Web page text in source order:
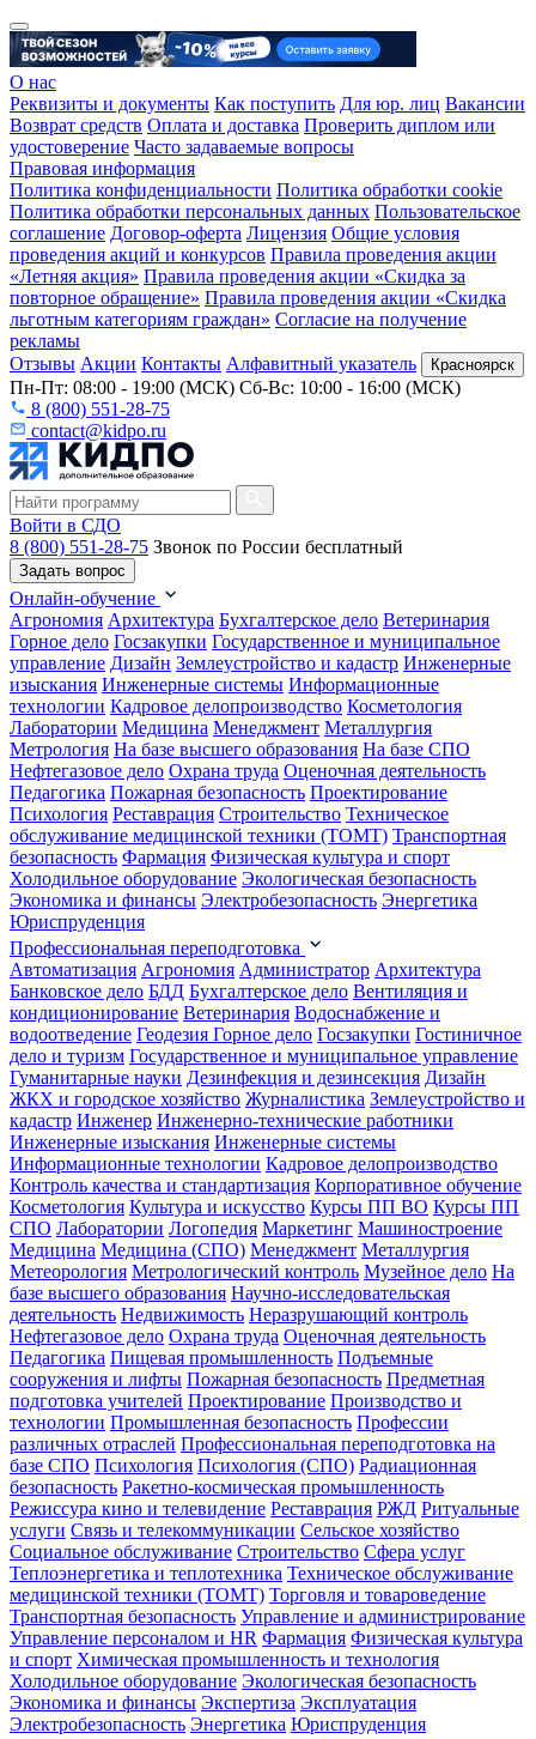
О нас
Реквизиты и документы Как поступить Для юр. лиц Вакансии
Возврат средств Оплата и доставка Проверить диплом или
удостоверение Часто задаваемые вопросы
Правовая информация
Политика конфиденциальности Политика обработки cookie
Политика обработки персональных данных Пользовательское
соглашение Договор-оферта Лицензия Общие условия
проведения акций и конкурсов Правила проведения акции
«Летняя акция» Правила проведения акции «Скидка за
повторное обращение» Правила проведения акции «Скидка
льготным категориям граждан» Согласие на получение
рекламы
Отзывы Акции Контакты Алфавитный указатель Красноярск
Пн-Пт: 08:00 - 19:00 (МСК) Сб-Вс: 10:00 - 16:00 (МСК)
8 (800) 551-28-75
contact@kidpo.ru
Войти в СДО
8 (800) 551-28-75 Звонок по России бесплатный
Задать вопрос
Онлайн-обучение
Агрономия Архитектура Бухгалтерское дело Ветеринария
Горное дело Госзакупки Государственное и муниципальное
управление Дизайн Землеустройство и кадастр Инженерные
изыскания Инженерные системы Информационные
технологии Кадровое делопроизводство Косметология
Лаборатории Медицина Менеджмент Металлургия
Метрология На базе высшего образования На базе СПО
Нефтегазовое дело Охрана труда Оценочная деятельность
Педагогика Пожарная безопасность Проектирование
Психология Реставрация Строительство Техническое
обслуживание медицинской техники (ТОМТ) Транспортная
безопасность Фармация Физическая культура и спорт
Холодильное оборудование Экологическая безопасность
Экономика и финансы Электробезопасность Энергетика
Юриспруденция
Профессиональная переподготовка
Автоматизация Агрономия Администратор Архитектура
Банковское дело БДД Бухгалтерское дело Вентиляция и
кондиционирование Ветеринария Водоснабжение и
водоотведение Геодезия Горное дело Госзакупки Гостиничное
дело и туризм Государственное и муниципальное управление
Гуманитарные науки Дезинфекция и дезинсекция Дизайн
ЖКХ и городское хозяйство Журналистика Землеустройство и
кадастр Инженер Инженерно-технические работники
Инженерные изыскания Инженерные системы
Информационные технологии Кадровое делопроизводство
Контроль качества и стандартизация Корпоративное обучение
Косметология Культура и искусство Курсы ПП ВО Курсы ПП
СПО Лаборатории Логопедия Маркетинг Машиностроение
Медицина Медицина (СПО) Менеджмент Металлургия
Метеорология Метрологический контроль Музейное дело На
базе высшего образования Научно-исследовательская
деятельность Недвижимость Неразрушающий контроль
Нефтегазовое дело Охрана труда Оценочная деятельность
Педагогика Пищевая промышленность Подъемные
сооружения и лифты Пожарная безопасность Предметная
подготовка учителей Проектирование Производство и
технологии Промышленная безопасность Профессии
различных отраслей Профессиональная переподготовка на
базе СПО Психология Психология (СПО) Радиационная
безопасность Ракетно-космическая промышленность
Режиссура кино и телевидение Реставрация РЖД Ритуальные
услуги Связь и телекоммуникации Сельское хозяйство
Социальное обслуживание Строительство Сфера услуг
Теплоэнергетика и теплотехника Техническое обслуживание
медицинской техники (ТОМТ) Торговля и товароведение
Транспортная безопасность Управление и администрирование
Управление персоналом и HR Фармация Физическая культура
и спорт Химическая промышленность и технология
Холодильное оборудование Экологическая безопасность
Экономика и финансы Экспертиза Эксплуатация
Электробезопасность Энергетика Юриспруденция